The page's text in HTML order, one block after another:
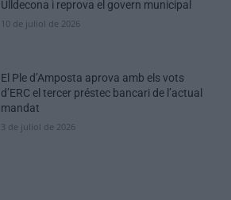
Ulldecona i reprova el govern municipal
10 de juliol de 2026
El Ple d’Amposta aprova amb els vots
d’ERC el tercer préstec bancari de l’actual
mandat
3 de juliol de 2026